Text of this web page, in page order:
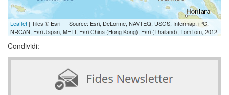
Leaflet | Tiles © Esri — Source: Esri, DeLorme, NAVTEQ, USGS, Intermap, iPC,
NRCAN, Esri Japan, METI, Esri China (Hong Kong), Esri (Thailand), TomTom, 2012
Condividi: